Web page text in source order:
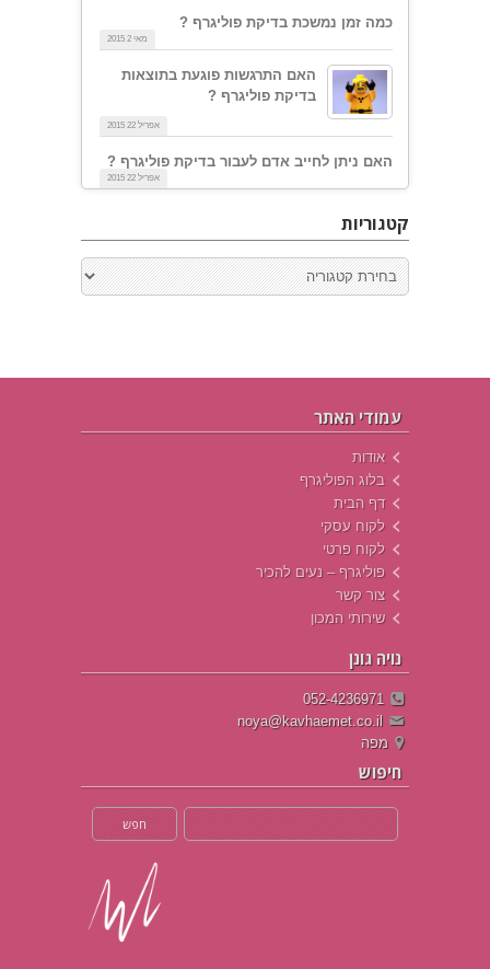
כמה זמן נמשכת בדיקת פוליגרף ?
מאי 2 2015
האם התרגשות פוגעת בתוצאות
בדיקת פוליגרף ?
אפריל 22 2015
האם ניתן לחייב אדם לעבור בדיקת פוליגרף ?
אפריל 22 2015
קטגוריות
עמודי האתר
אודות
בלוג הפוליגרף
דף הבית
לקוח עסקי
לקוח פרטי
פוליגרף – נעים להכיר
צור קשר
שירותי המכון
נויה גונן
052-4236971
noya@kavhaemet.co.il
מפה
חיפוש